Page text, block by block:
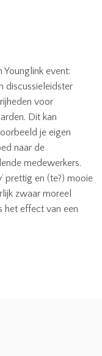
event:
discussieleidster
voor
Dit kan
je eigen
naar de
medewerkers.
prettig en (te?) mooie
zwaar moreel
het effect van een